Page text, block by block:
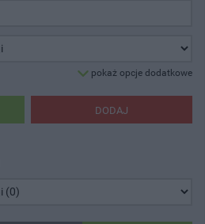
pokaż opcje dodatkowe
DODAJ